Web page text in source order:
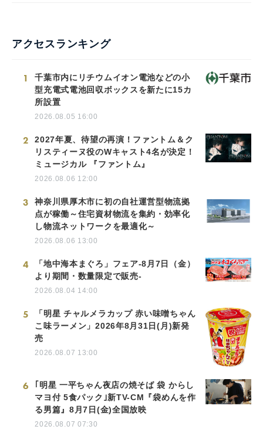
アクセスランキング
1
千葉市内にリチウムイオン電池などの小
型充電式電池回収ボックスを新たに15カ
所設置
2026.08.05 16:00
2
2027年夏、待望の再演！ファントム＆ク
リスティーヌ役のWキャスト4名が決定！
ミュージカル 『ファントム』
2026.08.06 12:00
3
神奈川県厚木市に初の自社運営型物流拠
点が稼働～住宅資材物流を集約・効率化
し物流ネットワークを最適化～
2026.08.06 13:00
4
「地中海本まぐろ」フェア-8月7日（金）
より期間・数量限定で販売-
2026.08.04 14:00
5
「明星 チャルメラカップ 赤い味噌ちゃん
こ味ラーメン」2026年8月31日(月)新発
売
2026.08.07 13:00
6
｢明星 一平ちゃん夜店の焼そば 袋 からし
マヨ付 5食パック｣新TV-CM『袋めんを作
る男篇』8月7日(金)全国放映
2026.08.07 07:30